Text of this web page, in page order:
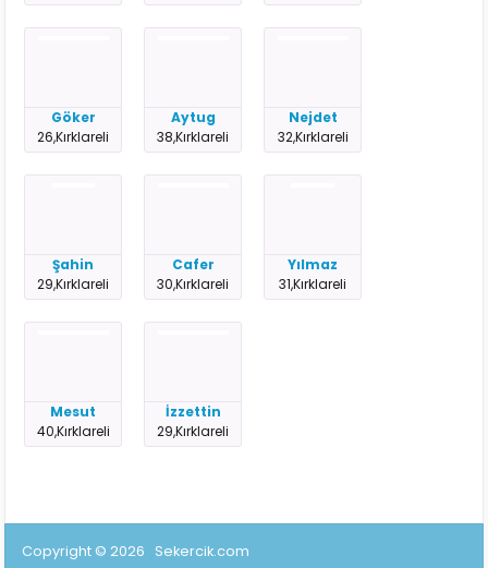
Göker
26,Kırklareli
Aytug
38,Kırklareli
Nejdet
32,Kırklareli
Şahin
29,Kırklareli
Cafer
30,Kırklareli
Yılmaz
31,Kırklareli
Mesut
40,Kırklareli
İzzettin
29,Kırklareli
Copyright © 2026 Sekercik.com